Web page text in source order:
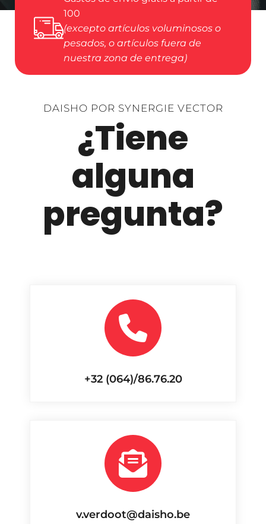
100
(excepto artículos voluminosos o
pesados, o artículos fuera de
nuestra zona de entrega)
DAISHO POR SYNERGIE VECTOR
¿Tiene
alguna
pregunta?
+32 (064)/86.76.20
v.verdoot@daisho.be